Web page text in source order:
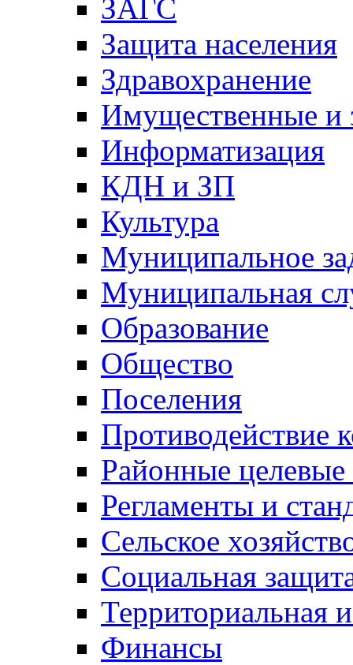
ЗАГС
Защита населения
Здравохранение
Имущественные и
Информатизация
КДН и ЗП
Культура
Муниципальное
Муниципальная
Образование
Общество
Поселения
Противодействие
Районные
Регламенты и
Сельское
Социальная
Территориальная
Финансы